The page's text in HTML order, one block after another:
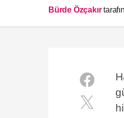
Bürde Özçakır